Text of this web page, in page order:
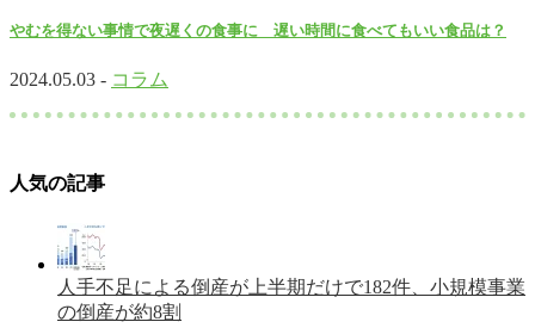
やむを得ない事情で夜遅くの食事に 遅い時間に食べてもいい食品は？
2024.05.03 - コラム
人気の記事
人手不足による倒産が上半期だけで182件、小規模事業
の倒産が約8割